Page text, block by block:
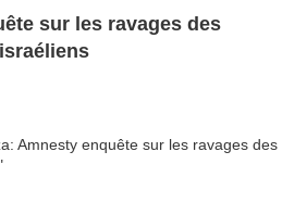
sur les ravages des